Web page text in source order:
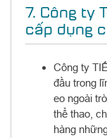
7. Công ty
cấp dụng
Công ty
đầu trong
eo ngoài
thể thao,
hàng